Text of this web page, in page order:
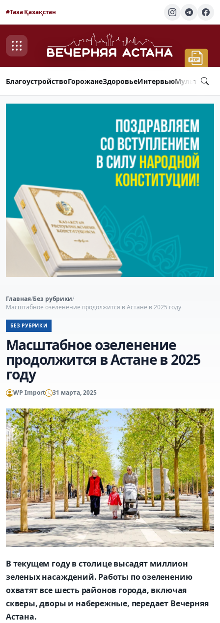
#Таза Қазақстан
БлагоустройствоГорожанеЗдоровьеИнтервью
Главная/Без рубрики/
Масштабное озеленение продолжится в Астане в 2025 году
БЕЗ РУБРИКИ
Масштабное озеленение
продолжится в Астане в 2025
году
WP Import 31 марта, 2025
В текущем году в столице высадят миллион
зеленых насаждений. Работы по озеленению
охватят все шесть районов города, включая
скверы, дворы и набережные, передает Вечерняя
Астана.